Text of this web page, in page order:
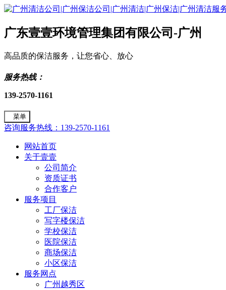
广东壹壹环境管理集团有限公司-广州
高品质的保洁服务，让您省心、放心
服务热线：
139-2570-1161
菜单
咨询服务热线：139-2570-1161
网站首页
关于壹壹
公司简介
资质证书
合作客户
服务项目
工厂保洁
写字楼保洁
学校保洁
医院保洁
商场保洁
小区保洁
服务网点
广州越秀区